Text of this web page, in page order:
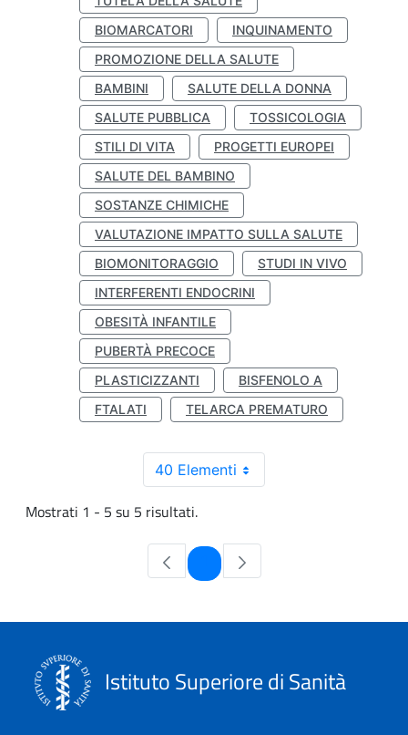
BIOMARCATORI
INQUINAMENTO
PROMOZIONE DELLA SALUTE
BAMBINI
SALUTE DELLA DONNA
SALUTE PUBBLICA
TOSSICOLOGIA
STILI DI VITA
PROGETTI EUROPEI
SALUTE DEL BAMBINO
SOSTANZE CHIMICHE
VALUTAZIONE IMPATTO SULLA SALUTE
BIOMONITORAGGIO
STUDI IN VIVO
INTERFERENTI ENDOCRINI
OBESITÀ INFANTILE
PUBERTÀ PRECOCE
PLASTICIZZANTI
BISFENOLO A
FTALATI
TELARCA PREMATURO
40 Elementi
Mostrati 1 - 5 su 5 risultati.
Pagina
Istituto Superiore di Sanità